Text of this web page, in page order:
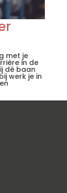
met je
in de
dé baan
werk je in